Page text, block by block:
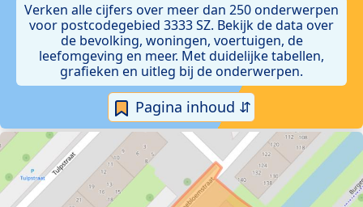
Verken alle cijfers over meer dan 250 onderwerpen
voor postcodegebied 3333 SZ. Bekijk de data over
de bevolking, woningen, voertuigen, de
leefomgeving en meer. Met duidelijke tabellen,
grafieken en uitleg bij de onderwerpen.
Pagina inhoud ⇵